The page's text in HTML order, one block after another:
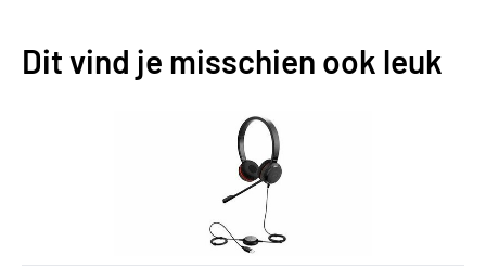
Dit vind je misschien ook leuk